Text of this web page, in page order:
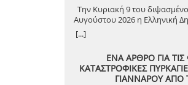
Την Κυριακή 9 του
Αυγούστου 2026 η Ελληνική
Αντιεξουσιαστική Καρδιά
τους Συναγωνιστές για την
[...]
ΕΝΑ ΑΡΘΡΟ ΓΙΑ
ΚΑΤΑΣΤΡΟΦΙΚΕΣ
ΓΙΑΝΝΑΡΟΥ ΑΠΟ